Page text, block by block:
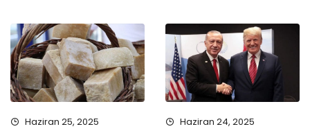
Haziran 25, 2025 Haziran 24, 2025